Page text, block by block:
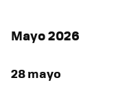
Mayo 2026
28 mayo